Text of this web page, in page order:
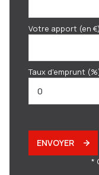
Votre apport (en
Taux d'emprunt
ENVOYER
*